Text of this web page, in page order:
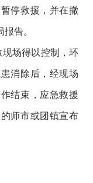
停救援，并在撤
告。
场得以控制，环
消除后，经现场
结束，应急救援
师市或团镇宣布